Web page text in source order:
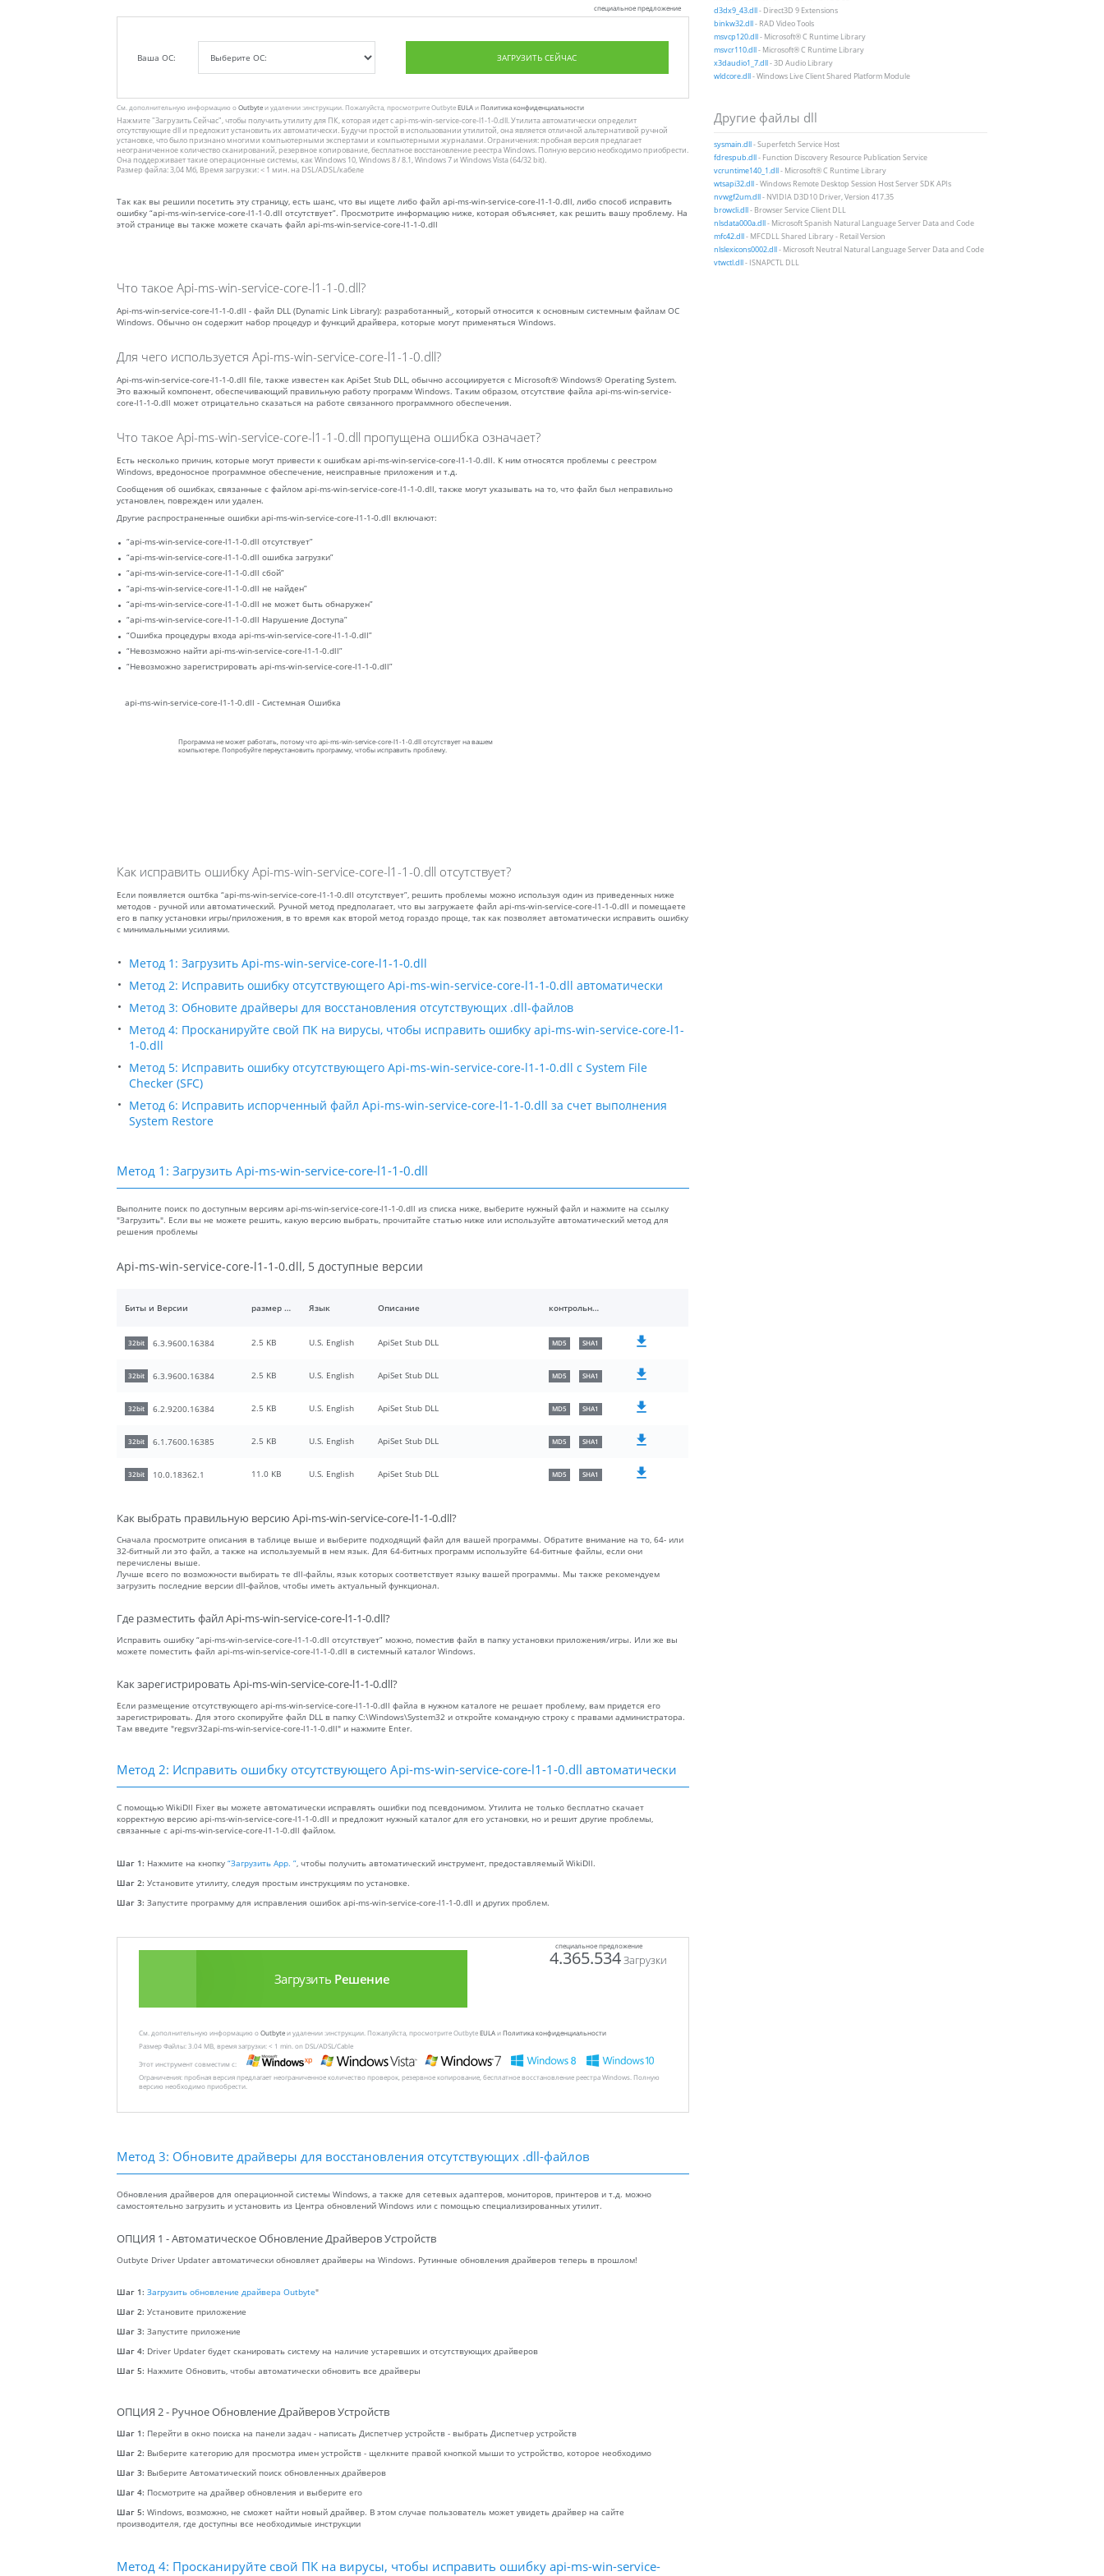
специальное предложение
Ваша ОС: ЗАГРУЗИТЬ СЕЙЧАС
См. дополнительную информацию оOutbyteи удалении :инструкции. Пожалуйста, просмотрите OutbyteEULAиПолитика конфиденциальности
Нажмите"Загрузить Сейчас", чтобы получить утилиту для ПК, которая идет с api-ms-win-service-core-l1-1-0.dll. Утилита автоматически определит
отсутствующие dll и предложит установить их автоматически. Будучи простой в использовании утилитой, она является отличной альтернативой ручной
установке, что было признано многими компьютерными экспертами и компьютерными журналами. Ограничения: пробная версия предлагает
неограниченное количество сканирований, резервное копирование, бесплатное восстановление реестра Windows. Полную версию необходимо приобрести.
Она поддерживает такие операционные системы, как Windows 10, Windows 8 / 8.1, Windows 7 и Windows Vista (64/32 bit).
Размер файла: 3,04 Мб, Время загрузки: < 1 мин. на DSL/ADSL/кабеле
Так как вы решили посетить эту страницу, есть шанс, что вы ищете либо файл api-ms-win-service-core-l1-1-0.dll, либо способ исправить
ошибку “api-ms-win-service-core-l1-1-0.dll отсутствует”. Просмотрите информацию ниже, которая объясняет, как решить вашу проблему. На
этой странице вы также можете скачать файл api-ms-win-service-core-l1-1-0.dll
Что такое Api-ms-win-service-core-l1-1-0.dll?
Api-ms-win-service-core-l1-1-0.dll - файл DLL (Dynamic Link Library): разработанный_, который относится к основным системным файлам ОС
Windows. Обычно он содержит набор процедур и функций драйвера, которые могут применяться Windows.
Для чего используется Api-ms-win-service-core-l1-1-0.dll?
Api-ms-win-service-core-l1-1-0.dll file, также известен как ApiSet Stub DLL, обычно ассоциируется с Microsoft® Windows® Operating System.
Это важный компонент, обеспечивающий правильную работу программ Windows. Таким образом, отсутствие файла api-ms-win-service-
core-l1-1-0.dll может отрицательно сказаться на работе связанного программного обеспечения.
Что такое Api-ms-win-service-core-l1-1-0.dll пропущена ошибка означает?
Есть несколько причин, которые могут привести к ошибкам api-ms-win-service-core-l1-1-0.dll. К ним относятся проблемы с реестром
Windows, вредоносное программное обеспечение, неисправные приложения и т.д.
Сообщения об ошибках, связанные с файлом api-ms-win-service-core-l1-1-0.dll, также могут указывать на то, что файл был неправильно
установлен, поврежден или удален.
Другие распространенные ошибки api-ms-win-service-core-l1-1-0.dll включают:
“api-ms-win-service-core-l1-1-0.dll отсутствует”
“api-ms-win-service-core-l1-1-0.dll ошибка загрузки”
“api-ms-win-service-core-l1-1-0.dll сбой”
“api-ms-win-service-core-l1-1-0.dll не найден”
“api-ms-win-service-core-l1-1-0.dll не может быть обнаружен”
“api-ms-win-service-core-l1-1-0.dll Нарушение Доступа”
“Ошибка процедуры входа api-ms-win-service-core-l1-1-0.dll”
“Невозможно найти api-ms-win-service-core-l1-1-0.dll”
“Невозможно зарегистрировать api-ms-win-service-core-l1-1-0.dll”
api-ms-win-service-core-l1-1-0.dll - Системная Ошибка
Программа не может работать, потому что api-ms-win-service-core-l1-1-0.dll отсутствует на вашем
компьютере. Попробуйте переустановить программу, чтобы исправить проблему.
Как исправить ошибку Api-ms-win-service-core-l1-1-0.dll отсутствует?
Если появляется оштбка “api-ms-win-service-core-l1-1-0.dll отсутствует”, решить проблемы можно используя один из приведенных ниже
методов - ручной или автоматический. Ручной метод предполагает, что вы загружаете файл api-ms-win-service-core-l1-1-0.dll и помещаете
его в папку установки игры/приложения, в то время как второй метод гораздо проще, так как позволяет автоматически исправить ошибку
с минимальными усилиями.
Метод 1: Загрузить Api-ms-win-service-core-l1-1-0.dll
Метод 2: Исправить ошибку отсутствующего Api-ms-win-service-core-l1-1-0.dll автоматически
Метод 3: Обновите драйверы для восстановления отсутствующих .dll-файлов
Метод 4: Просканируйте свой ПК на вирусы, чтобы исправить ошибку api-ms-win-service-core-l1-
1-0.dll
Метод 5: Исправить ошибку отсутствующего Api-ms-win-service-core-l1-1-0.dll с System File
Checker (SFC)
Метод 6: Исправить испорченный файл Api-ms-win-service-core-l1-1-0.dll за счет выполнения
System Restore
Метод 1: Загрузить Api-ms-win-service-core-l1-1-0.dll
Выполните поиск по доступным версиям api-ms-win-service-core-l1-1-0.dll из списка ниже, выберите нужный файл и нажмите на ссылку
"Загрузить". Если вы не можете решить, какую версию выбрать, прочитайте статью ниже или используйте автоматический метод для
решения проблемы
Api-ms-win-service-core-l1-1-0.dll, 5 доступные версии
Биты и Версии размер файлы Язык Описание контрольные суммы
32bit 6.3.9600.16384 2.5 KB U.S. English ApiSet Stub DLL MD5 SHA1
32bit 6.3.9600.16384 2.5 KB U.S. English ApiSet Stub DLL MD5 SHA1
32bit 6.2.9200.16384 2.5 KB U.S. English ApiSet Stub DLL MD5 SHA1
32bit 6.1.7600.16385 2.5 KB U.S. English ApiSet Stub DLL MD5 SHA1
32bit 10.0.18362.1 11.0 KB U.S. English ApiSet Stub DLL MD5 SHA1
Как выбрать правильную версию Api-ms-win-service-core-l1-1-0.dll?
Сначала просмотрите описания в таблице выше и выберите подходящий файл для вашей программы. Обратите внимание на то, 64- или
32-битный ли это файл, а также на используемый в нем язык. Для 64-битных программ используйте 64-битные файлы, если они
перечислены выше.
Лучше всего по возможности выбирать те dll-файлы, язык которых соответствует языку вашей программы. Мы также рекомендуем
загрузить последние версии dll-файлов, чтобы иметь актуальный функционал.
Где разместить файл Api-ms-win-service-core-l1-1-0.dll?
Исправить ошибку “api-ms-win-service-core-l1-1-0.dll отсутствует” можно, поместив файл в папку установки приложения/игры. Или же вы
можете поместить файл api-ms-win-service-core-l1-1-0.dll в системный каталог Windows.
Как зарегистрировать Api-ms-win-service-core-l1-1-0.dll?
Если размещение отсутствующего api-ms-win-service-core-l1-1-0.dll файла в нужном каталоге не решает проблему, вам придется его
зарегистрировать. Для этого скопируйте файл DLL в папку C:\Windows\System32 и откройте командную строку с правами администратора.
Там введите "regsvr32api-ms-win-service-core-l1-1-0.dll" и нажмите Enter.
Метод 2: Исправить ошибку отсутствующего Api-ms-win-service-core-l1-1-0.dll автоматически
С помощью WikiDll Fixer вы можете автоматически исправлять ошибки под псевдонимом. Утилита не только бесплатно скачает
корректную версию api-ms-win-service-core-l1-1-0.dll и предложит нужный каталог для его установки, но и решит другие проблемы,
связанные с api-ms-win-service-core-l1-1-0.dll файлом.
Шаг 1: Нажмите на кнопку “Загрузить App. ”, чтобы получить автоматический инструмент, предоставляемый WikiDll.
Шаг 2: Установите утилиту, следуя простым инструкциям по установке.
Шаг 3: Запустите программу для исправления ошибок api-ms-win-service-core-l1-1-0.dll и других проблем.
специальное предложение
Загрузить Решение
4.365.534Загрузки
См. дополнительную информацию оOutbyteи удалении :инструкции. Пожалуйста, просмотрите OutbyteEULAиПолитика конфиденциальности
Размер Файлы: 3.04 MB, время загрузки: < 1 min. on DSL/ADSL/Cable
Этот инструмент совместим с:
Ограничения: пробная версия предлагает неограниченное количество проверок, резервное копирование, бесплатное восстановление реестра Windows. Полную
версию необходимо приобрести.
Метод 3: Обновите драйверы для восстановления отсутствующих .dll-файлов
Обновления драйверов для операционной системы Windows, а также для сетевых адаптеров, мониторов, принтеров и т.д. можно
самостоятельно загрузить и установить из Центра обновлений Windows или с помощью специализированных утилит.
ОПЦИЯ 1 - Автоматическое Обновление Драйверов Устройств
Outbyte Driver Updater автоматически обновляет драйверы на Windows. Рутинные обновления драйверов теперь в прошлом!
Шаг 1: Загрузить обновление драйвера Outbyte"
Шаг 2: Установите приложение
Шаг 3: Запустите приложение
Шаг 4: Driver Updater будет сканировать систему на наличие устаревших и отсутствующих драйверов
Шаг 5: Нажмите Обновить, чтобы автоматически обновить все драйверы
ОПЦИЯ 2 - Ручное Обновление Драйверов Устройств
Шаг 1: Перейти в окно поиска на панели задач - написать Диспетчер устройств - выбрать Диспетчер устройств
Шаг 2: Выберите категорию для просмотра имен устройств - щелкните правой кнопкой мыши то устройство, которое необходимо
Шаг 3: Выберите Автоматический поиск обновленных драйверов
Шаг 4: Посмотрите на драйвер обновления и выберите его
Шаг 5: Windows, возможно, не сможет найти новый драйвер. В этом случае пользователь может увидеть драйвер на сайте
производителя, где доступны все необходимые инструкции
Метод 4: Просканируйте свой ПК на вирусы, чтобы исправить ошибку api-ms-win-service-
d3dx9_43.dll- Direct3D 9 Extensions
binkw32.dll- RAD Video Tools
msvcp120.dll- Microsoft® C Runtime Library
msvcr110.dll- Microsoft® C Runtime Library
x3daudio1_7.dll- 3D Audio Library
wldcore.dll- Windows Live Client Shared Platform Module
Другие файлы dll
sysmain.dll- Superfetch Service Host
fdrespub.dll- Function Discovery Resource Publication Service
vcruntime140_1.dll- Microsoft® C Runtime Library
wtsapi32.dll- Windows Remote Desktop Session Host Server SDK APIs
nvwgf2um.dll- NVIDIA D3D10 Driver, Version 417.35
browcli.dll- Browser Service Client DLL
nlsdata000a.dll- Microsoft Spanish Natural Language Server Data and Code
mfc42.dll- MFCDLL Shared Library - Retail Version
nlslexicons0002.dll- Microsoft Neutral Natural Language Server Data and Code
vtwctl.dll- ISNAPCTL DLL